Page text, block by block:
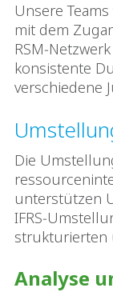
Unsere
mit dem
konsistente
verschiedene
Die
unterstützen
strukturierten
Analyse